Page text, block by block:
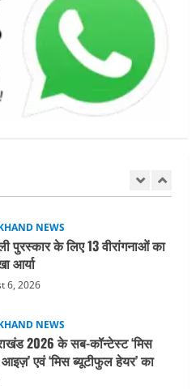
NEWS
जिला निर्वाचन अधिकारी ने
क्षेत्र के पोलिंग बूथों का
एसआईआर आपत्ति निस्तारण
व्यवस्थाओं का लिया जायजा
6, 2026
2026 के सब-कॉन्टेस्ट ‘मिस
एवं ‘मिस ब्यूटीफुल हेयर’ का
5, 2026
NEWS
पीस यूनिवर्सिटी और जर्मनी के
के बीच समझौता; भारतीय छात्रों
अवसर